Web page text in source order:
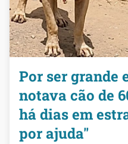
Por ser grande
notava cão de
há dias em
por ajuda"